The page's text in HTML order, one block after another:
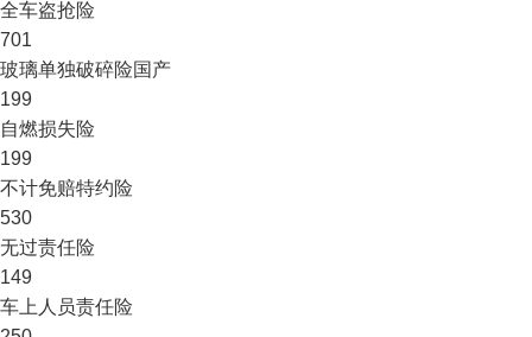
全车盗抢险
701
玻璃单独破碎险国产
199
自燃损失险
199
不计免赔特约险
530
无过责任险
149
车上人员责任险